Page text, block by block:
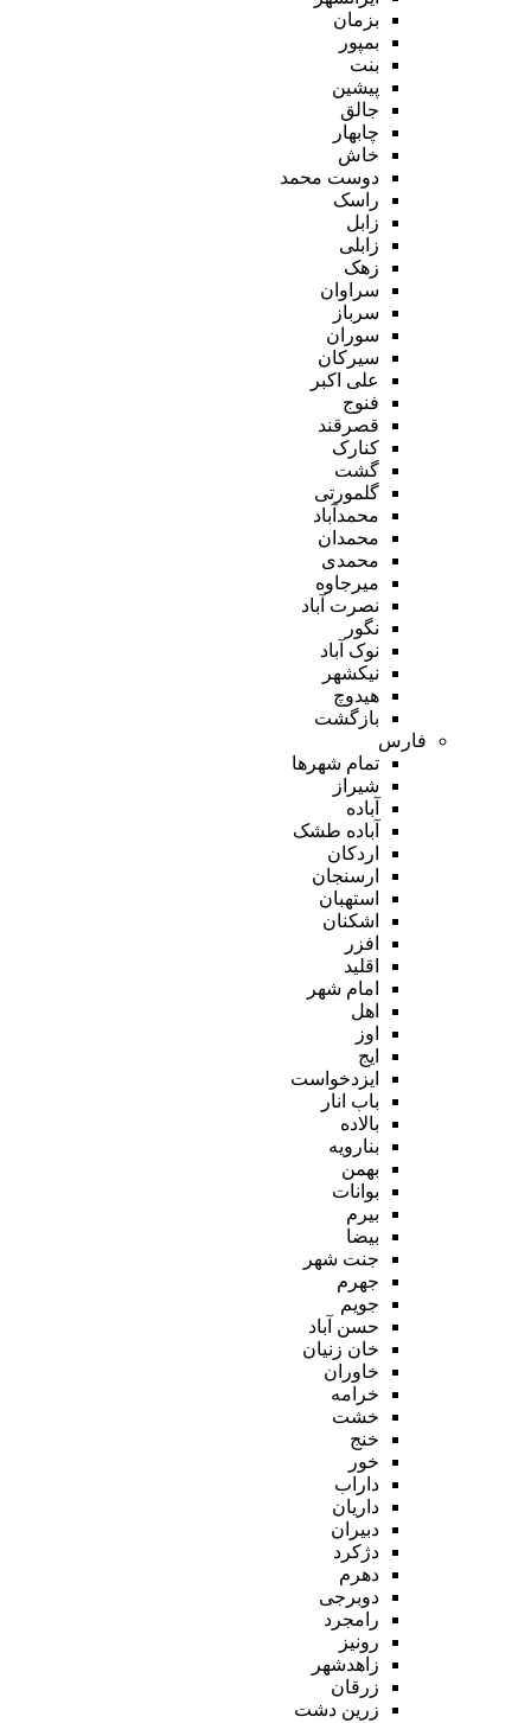
بزمان
بمپور
بنت
پیشین
جالق
چابهار
خاش
دوست محمد
راسک
زابل
زابلی
زهک
سراوان
سرباز
سوران
سیرکان
علی اکبر
فنوج
قصرقند
کنارک
گشت
گلمورتی
محمدآباد
محمدان
محمدی
میرجاوه
نصرت آباد
نگور
نوک آباد
نیکشهر
هیدوچ
بازگشت
فارس
تمام شهر‌ها
شیراز
آباده
آباده طشک
اردکان
ارسنجان
استهبان
اشکنان
افزر
اقلید
امام شهر
اهل
اوز
ایج
ایزدخواست
باب انار
بالاده
بنارویه
بهمن
بوانات
بیرم
بیضا
جنت شهر
جهرم
جویم
حسن آباد
خان زنیان
خاوران
خرامه
خشت
خنج
خور
داراب
داریان
دبیران
دژکرد
دهرم
دوبرجی
رامجرد
رونیز
زاهدشهر
زرقان
زرین دشت